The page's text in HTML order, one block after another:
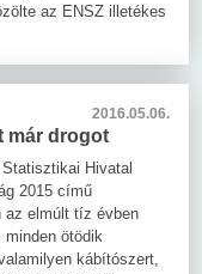
az ENSZ illetékes
2016.05.06.
már drogot
Hivatal
2015 című
az elmúlt tíz évben
ötödik
kábítószert,